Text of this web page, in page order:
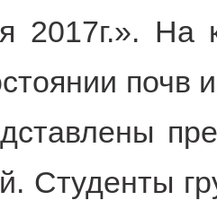
2017г.».
почв
Студенты